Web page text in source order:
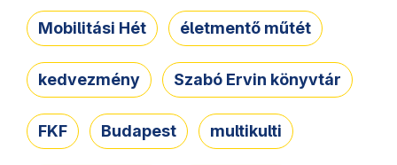
Mobilitási Hét életmentő műtét
kedvezmény Szabó Ervin könyvtár
FKF Budapest multikulti